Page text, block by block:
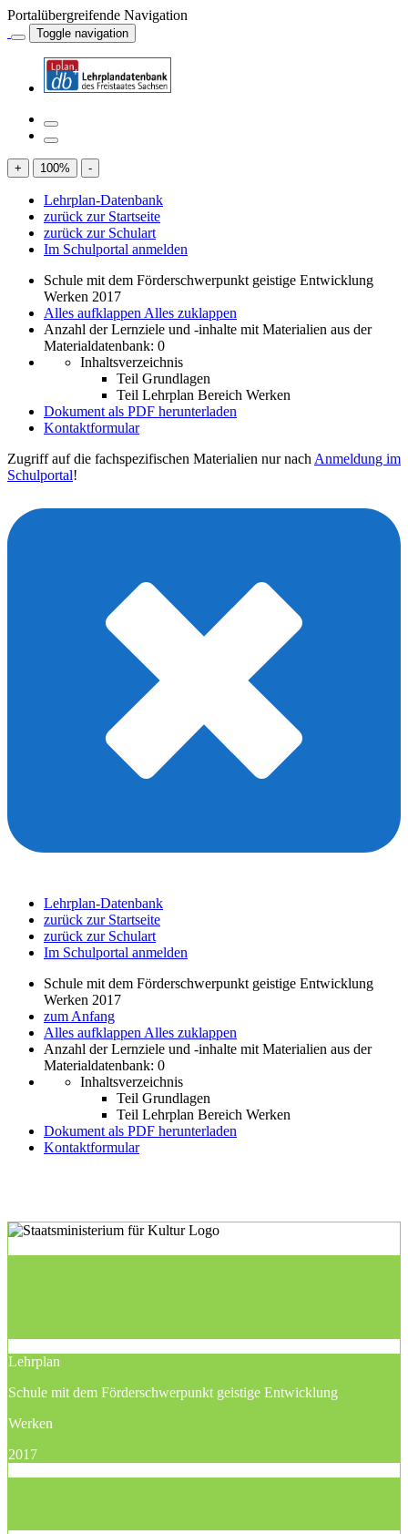
Portalübergreifende Navigation
Toggle navigation
+ 100% -
Lehrplan-Datenbank
zurück zur Startseite
zurück zur Schulart
Im Schulportal anmelden
Schule mit dem Förderschwerpunkt geistige Entwicklung
Werken 2017
Alles aufklappen Alles zuklappen
Anzahl der Lernziele und -inhalte mit Materialien aus der
Materialdatenbank: 0
Inhaltsverzeichnis
Teil Grundlagen
Teil Lehrplan Bereich Werken
Dokument als PDF herunterladen
Kontaktformular
Zugriff auf die fachspezifischen Materialien nur nach Anmeldung im
Schulportal!
Lehrplan-Datenbank
zurück zur Startseite
zurück zur Schulart
Im Schulportal anmelden
Schule mit dem Förderschwerpunkt geistige Entwicklung
Werken 2017
zum Anfang
Alles aufklappen Alles zuklappen
Anzahl der Lernziele und -inhalte mit Materialien aus der
Materialdatenbank: 0
Inhaltsverzeichnis
Teil Grundlagen
Teil Lehrplan Bereich Werken
Dokument als PDF herunterladen
Kontaktformular
Lehrplan
Schule mit dem Förderschwerpunkt geistige Entwicklung
Werken
2017